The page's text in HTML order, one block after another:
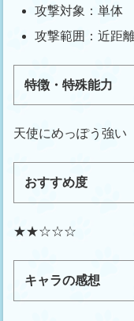
攻撃対象：単体
攻撃範囲：近距
特徴・特殊能力
天使にめっぽう強い
おすすめ度
★★☆☆☆
キャラの感想